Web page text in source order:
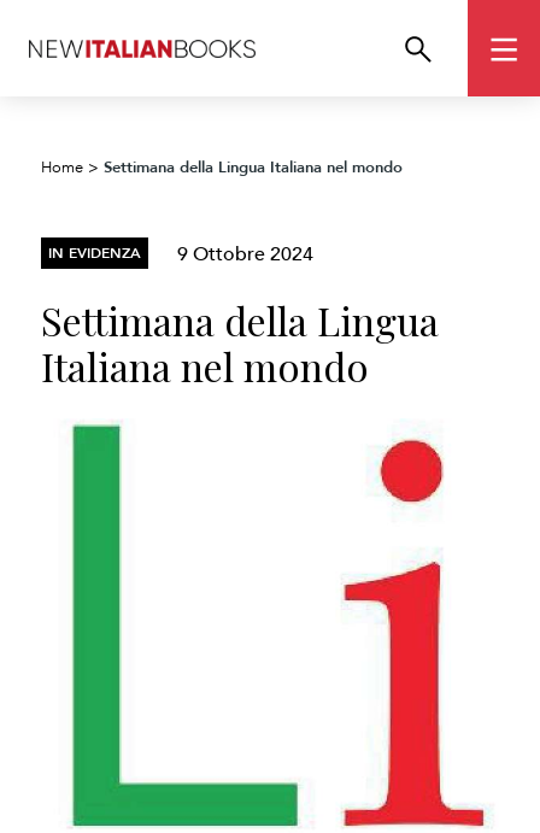
Home >Settimana della Lingua Italiana nel mondo
IN EVIDENZA 9 Ottobre 2024
Settimana della Lingua
Italiana nel mondo